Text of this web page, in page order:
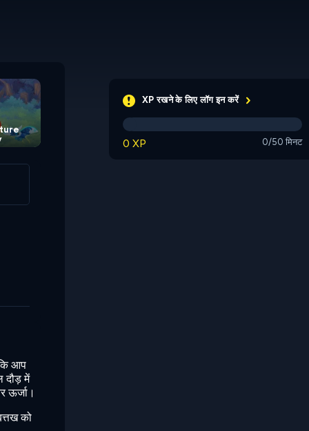
आप
दौड़ में
ऊर्जा।
को
XP रखने के लिए लॉग इन करें
0 XP 0/50 मिनट